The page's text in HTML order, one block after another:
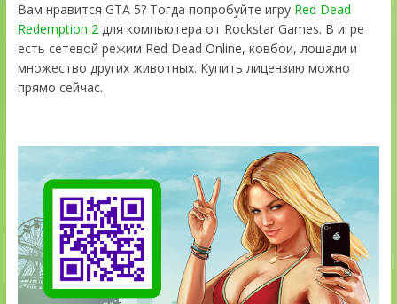
Вам нравится GTA 5? Тогда попробуйте игру Red Dead
Redemption 2для компьютера от Rockstar Games. В игре
есть сетевой режим Red Dead Online, ковбои, лошади и
множество других животных. Купить лицензию можно
прямо сейчас.